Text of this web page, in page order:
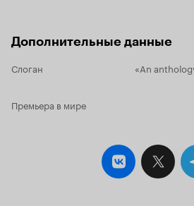
Дополнительные данные
Слоган
«An
Премьера в мире